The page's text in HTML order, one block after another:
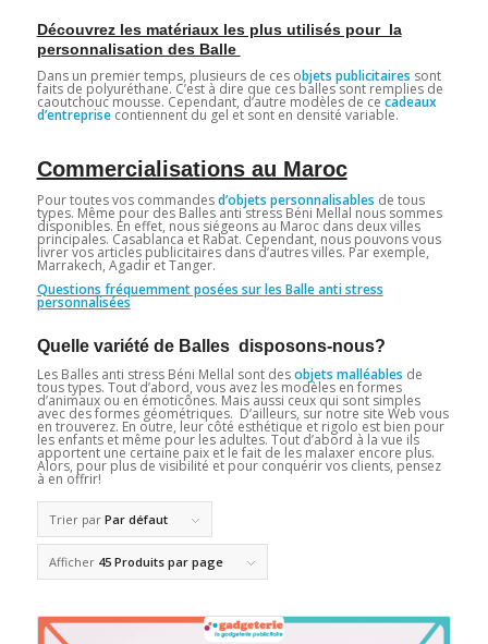
Découvrez les matériaux les plus utilisés pour la
personnalisation des Balle
Dans un premier temps, plusieurs de ces objets publicitaires sont
faits de polyuréthane. C’est à dire que ces balles sont remplies de
caoutchouc mousse. Cependant, d’autre modèles de ce cadeaux
d’entreprisecontiennent du gel et sont en densité variable.
Commercialisations au Maroc
Pour toutes vos commandesd’objets personnalisables de tous
types. Même pour des Balles anti stress Béni Mellal nous sommes
disponibles. En effet, nous siégeons au Maroc dans deux villes
principales. Casablanca et Rabat. Cependant, nous pouvons vous
livrer vos articles publicitaires dans d’autres villes. Par exemple,
Marrakech, Agadir et Tanger.
Questions fréquemment posées sur les Balle anti stress
personnalisées
Quelle variété de Balles disposons-nous?
Les Balles anti stress Béni Mellal sont desobjets malléables de
tous types. Tout d’abord, vous avez les modèles en formes
d’animaux ou en émoticônes. Mais aussi ceux qui sont simples
avec des formes géométriques. D’ailleurs, sur notre site Web vous
en trouverez. En outre, leur côté esthétique et rigolo est bien pour
les enfants et même pour les adultes. Tout d’abord à la vue ils
apportent une certaine paix et le fait de les malaxer encore plus.
Alors, pour plus de visibilité et pour conquérir vos clients, pensez
à en offrir!
Trier par Par défaut
Afficher 45 Produits par page